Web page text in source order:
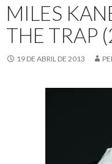
MILES
THE TRAP
19 DE ABRIL DE 2013